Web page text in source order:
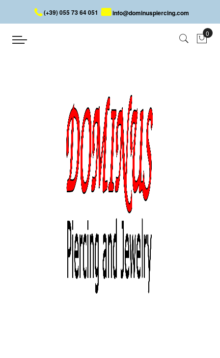
(+39) 055 73 64 051 info@dominuspiercing.com
BARRA CON DADO
BARRA CON DADO